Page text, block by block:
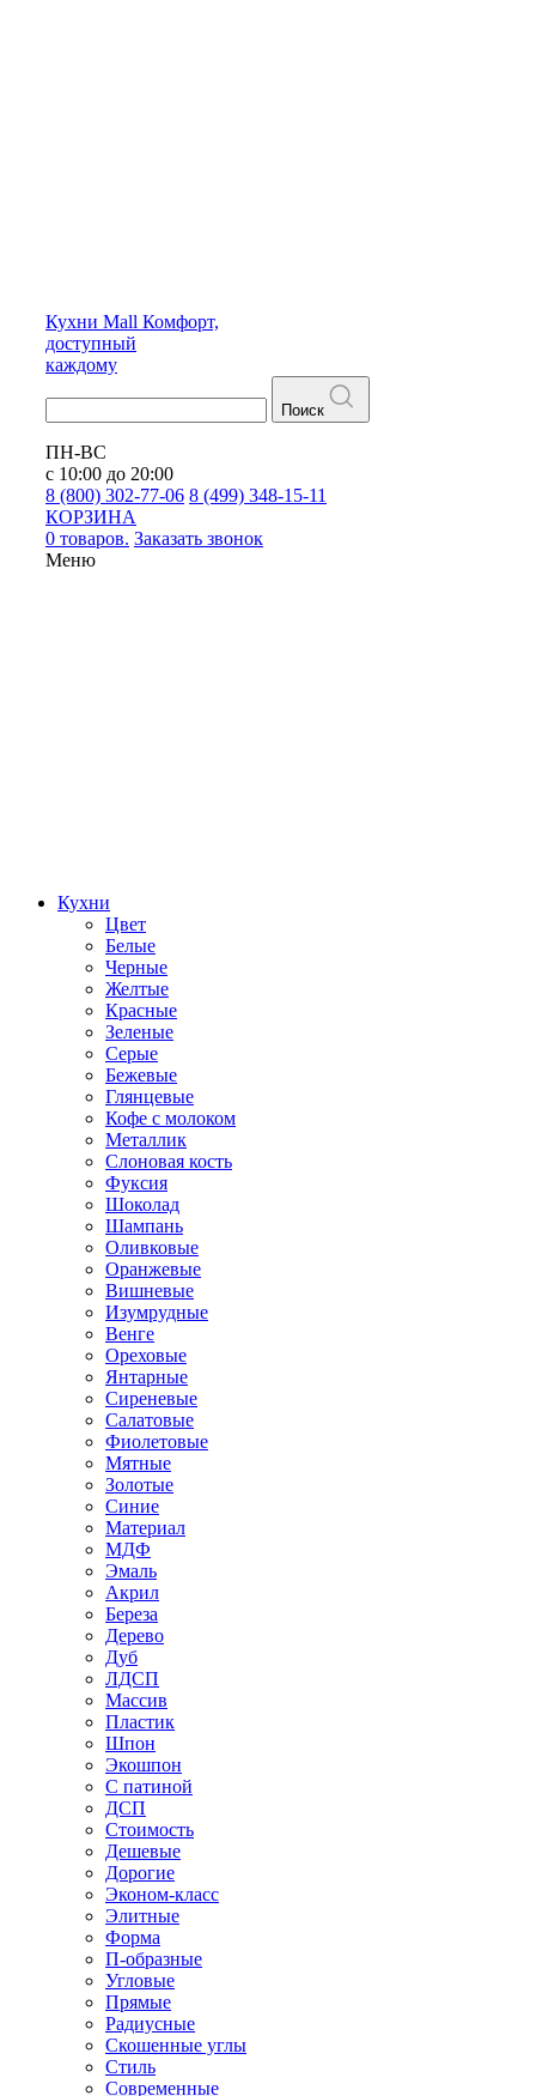
Кухни Mall Комфорт,
доступный
каждому
Поиск
ПН-ВС
с 10:00 до 20:00
8 (800) 302-77-06 8 (499) 348-15-11
КОРЗИНА
0 товаров. Заказать звонок
Меню
Кухни
Цвет
Белые
Черные
Желтые
Красные
Зеленые
Серые
Бежевые
Глянцевые
Кофе с молоком
Металлик
Слоновая кость
Фуксия
Шоколад
Шампань
Оливковые
Оранжевые
Вишневые
Изумрудные
Венге
Ореховые
Янтарные
Сиреневые
Салатовые
Фиолетовые
Мятные
Золотые
Синие
Материал
МДФ
Эмаль
Акрил
Береза
Дерево
Дуб
ЛДСП
Массив
Пластик
Шпон
Экошпон
С патиной
ДСП
Стоимость
Дешевые
Дорогие
Эконом-класс
Элитные
Форма
П-образные
Угловые
Прямые
Радиусные
Скошенные углы
Стиль
Современные